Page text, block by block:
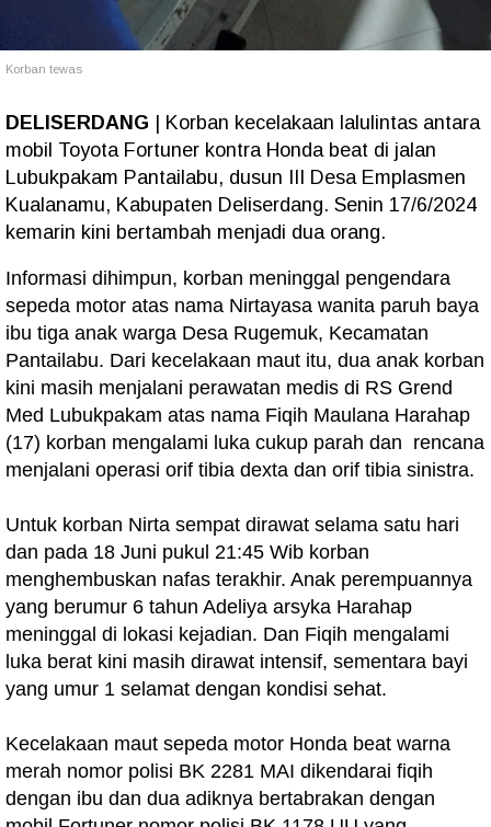
Korban tewas
DELISERDANG | Korban kecelakaan lalulintas antara
mobil Toyota Fortuner kontra Honda beat di jalan
Lubukpakam Pantailabu, dusun III Desa Emplasmen
Kualanamu, Kabupaten Deliserdang. Senin 17/6/2024
kemarin kini bertambah menjadi dua orang.
Informasi dihimpun, korban meninggal pengendara
sepeda motor atas nama Nirtayasa wanita paruh baya
ibu tiga anak warga Desa Rugemuk, Kecamatan
Pantailabu. Dari kecelakaan maut itu, dua anak korban
kini masih menjalani perawatan medis di RS Grend
Med Lubukpakam atas nama Fiqih Maulana Harahap
(17) korban mengalami luka cukup parah dan rencana
menjalani operasi orif tibia dexta dan orif tibia sinistra.
Untuk korban Nirta sempat dirawat selama satu hari
dan pada 18 Juni pukul 21:45 Wib korban
menghembuskan nafas terakhir. Anak perempuannya
yang berumur 6 tahun Adeliya arsyka Harahap
meninggal di lokasi kejadian. Dan Fiqih mengalami
luka berat kini masih dirawat intensif, sementara bayi
yang umur 1 selamat dengan kondisi sehat.
Kecelakaan maut sepeda motor Honda beat warna
merah nomor polisi BK 2281 MAI dikendarai fiqih
dengan ibu dan dua adiknya bertabrakan dengan